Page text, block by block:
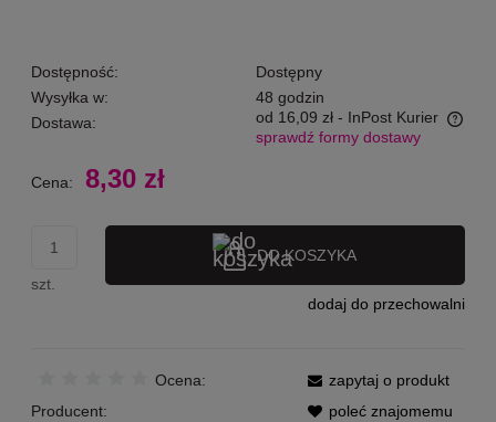
Dostępność:
Dostępny
Wysyłka w:
48 godzin
Dostawa:
od 16,09 zł - InPost Kurier
Cena nie zawiera ewentualnych kosztów płatności
sprawdź formy dostawy
Cena: 8,30 zł
szt.
DO KOSZYKA
dodaj do przechowalni
Ocena:
Producent:
zapytaj o produkt
poleć znajomemu